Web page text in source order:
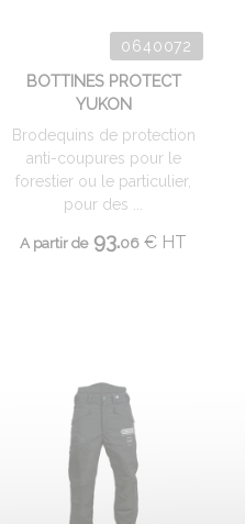
0640072
BOTTINES PROTECT
YUKON
Brodequins de protection
anti-coupures pour le
forestier ou le particulier,
pour des ...
A partir de93.06 € HT